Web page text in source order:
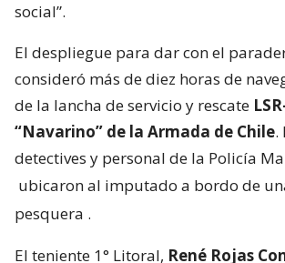
social”.
El despliegue para dar con el
consideró más de diez horas de
de la lancha de servicio y rescate
“Navarino” de la Armada de Chile.
detectives y personal de la Policía
ubicaron al imputado a bordo de
pesquera .
El teniente 1° Litoral, René Rojas